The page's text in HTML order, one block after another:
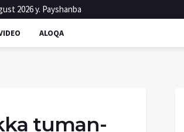
2026 y. Payshanba
ALOQA
tuman-